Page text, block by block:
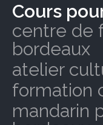
Cours
centre de
bordeaux
atelier
formation
mandarin